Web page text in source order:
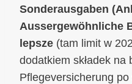
Sonderausgaben
Aussergewöhnliche
lepsze (tam limit w
dodatkiem składek na
Pflegeversicherung